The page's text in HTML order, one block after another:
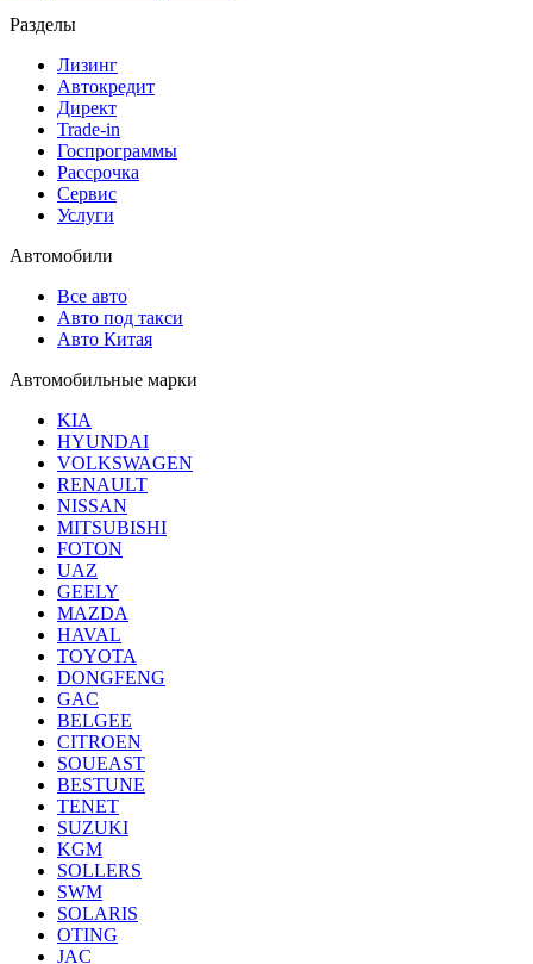
Разделы
Лизинг
Автокредит
Директ
Trade-in
Госпрограммы
Рассрочка
Сервис
Услуги
Автомобили
Все авто
Авто под такси
Авто Китая
Автомобильные марки
KIA
HYUNDAI
VOLKSWAGEN
RENAULT
NISSAN
MITSUBISHI
FOTON
UAZ
GEELY
MAZDA
HAVAL
TOYOTA
DONGFENG
GAC
BELGEE
CITROEN
SOUEAST
BESTUNE
TENET
SUZUKI
KGM
SOLLERS
SWM
SOLARIS
OTING
JAC